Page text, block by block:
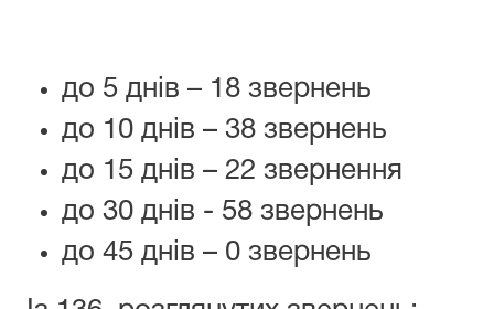
до 5 днів – 18 звернень
до 10 днів – 38 звернень
до 15 днів – 22 звернення
до 30 днів - 58 звернень
до 45 днів – 0 звернень